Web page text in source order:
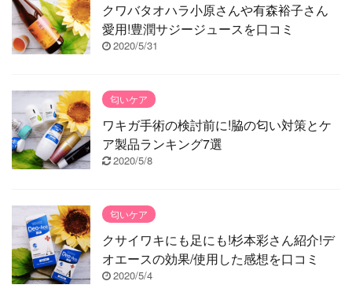
クワバタオハラ小原さんや有森裕子さん
愛用!豊潤サジージュースを口コミ
2020/5/31
匂いケア
ワキガ手術の検討前に!脇の匂い対策とケ
ア製品ランキング7選
2020/5/8
匂いケア
クサイワキにも足にも!杉本彩さん紹介!デ
オエースの効果/使用した感想を口コミ
2020/5/4